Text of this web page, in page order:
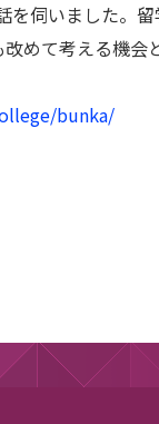
伺いました。
めて考える機会
bunka/